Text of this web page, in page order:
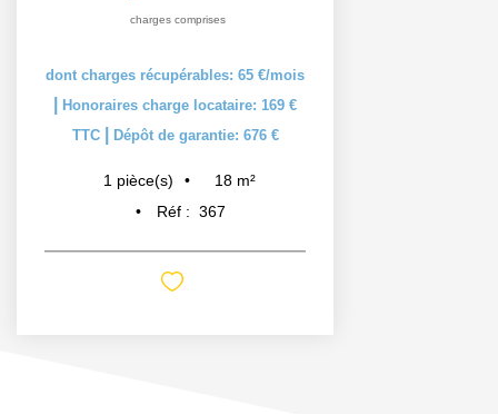
charges comprises
dont charges récupérables: 65 €/mois
Honoraires charge locataire: 169 €
TTC
Dépôt de garantie: 676 €
1 pièce(s) 18 m²
Réf : 367